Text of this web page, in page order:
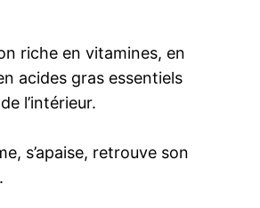
riche en vitamines, en
acides gras essentiels
l’intérieur.
s’apaise, retrouve son